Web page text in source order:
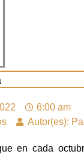
6:00 am
Autor(es):
en cada